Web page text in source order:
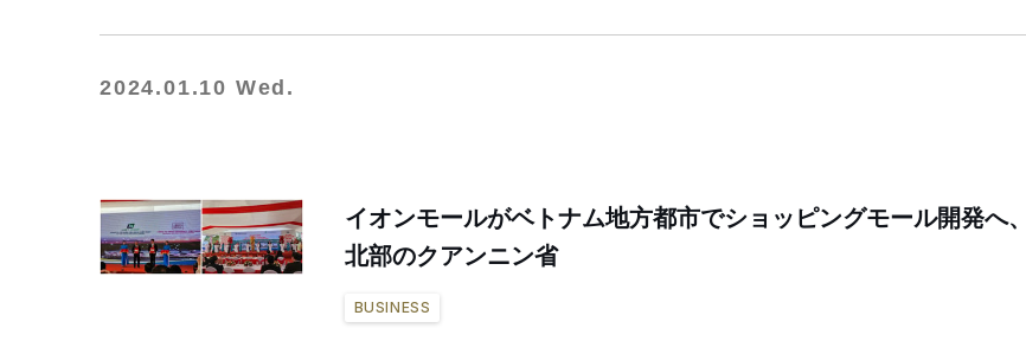
2024.01.10 Wed.
イオンモールがベトナム地方都市でショッピングモール開発へ、
北部のクアンニン省
BUSINESS